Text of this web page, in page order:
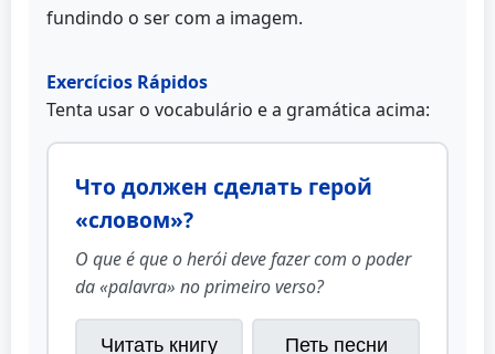
fundindo o ser com a imagem.
Exercícios Rápidos
Tenta usar o vocabulário e a gramática acima:
Что должен сделать герой
«словом»?
O que é que o herói deve fazer com o poder
da «palavra» no primeiro verso?
Читать книгу Петь песни